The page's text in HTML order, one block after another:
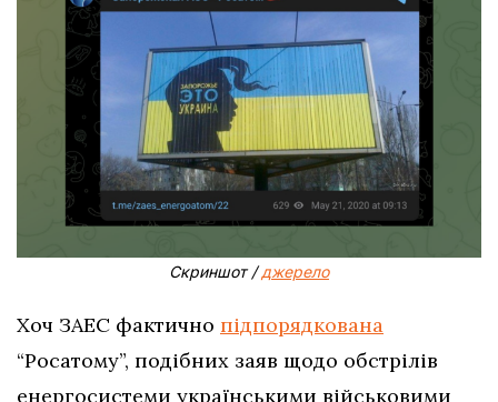
Скриншот /джерело
Хоч ЗАЕС фактично підпорядкована
“Росатому”, подібних заяв щодо обстрілів
енергосистеми українськими військовими